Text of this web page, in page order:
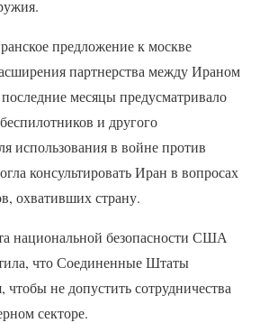
предложение к москве
партнерства между Ираном
месяцы предусматривало
и другого
использования в войне против
консультировать Иран в вопросах
охвативших страну.
национальной безопасности США
что Соединенные Штаты
чтобы не допустить сотрудничества
секторе.